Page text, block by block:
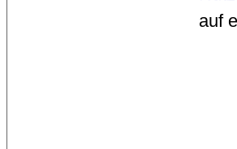
auf